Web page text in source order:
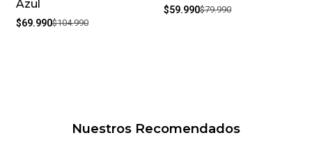
Azul
$69.990$104.990
$59.990$79.990
Nuestros Recomendados